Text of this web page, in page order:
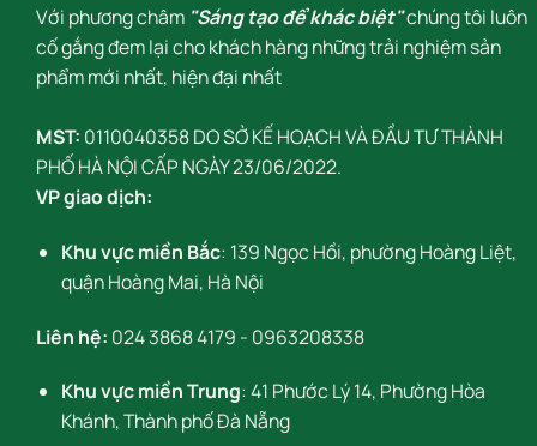
Với phương châm "Sáng tạo để khác biệt"chúng tôi luôn
cố gắng đem lại cho khách hàng những trải nghiệm sản
phẩm mới nhất, hiện đại nhất
MST: 0110040358 DO SỞ KẾ HOẠCH VÀ ĐẦU TƯ THÀNH
PHỐ HÀ NỘI CẤP NGÀY 23/06/2022.
VP giao dịch:
Khu vực miền Bắc: 139 Ngọc Hồi, phường Hoàng Liệt,
quận Hoàng Mai, Hà Nội
Liên hệ: 024 3868 4179 - 0963208338
Khu vực miền Trung: 41 Phước Lý 14, Phường Hòa
Khánh, Thành phố Đà Nẵng